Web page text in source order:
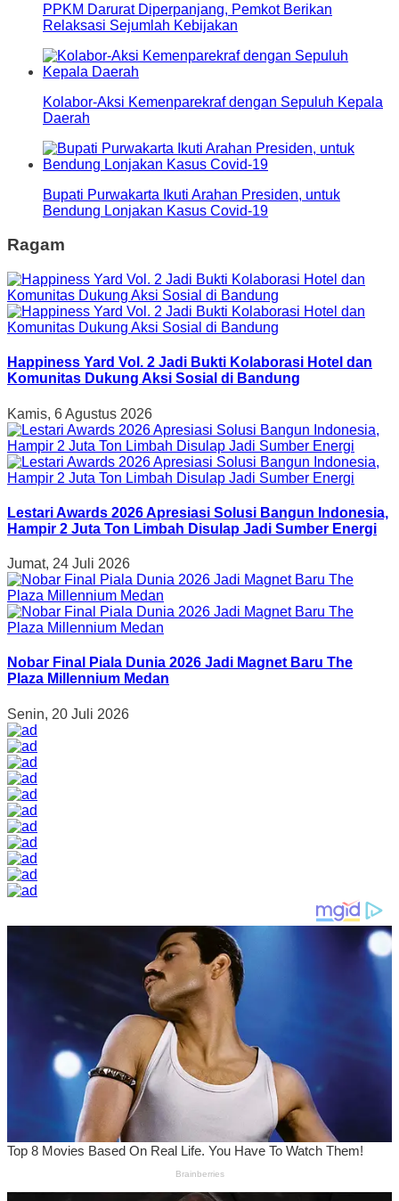
PPKM Darurat Diperpanjang, Pemkot Berikan
Relaksasi Sejumlah Kebijakan
Kolabor-Aksi Kemenparekraf dengan Sepuluh Kepala
Daerah
Bupati Purwakarta Ikuti Arahan Presiden, untuk
Bendung Lonjakan Kasus Covid-19
Ragam
Happiness Yard Vol. 2 Jadi Bukti Kolaborasi Hotel dan
Komunitas Dukung Aksi Sosial di Bandung
Kamis, 6 Agustus 2026
Lestari Awards 2026 Apresiasi Solusi Bangun Indonesia,
Hampir 2 Juta Ton Limbah Disulap Jadi Sumber Energi
Jumat, 24 Juli 2026
Nobar Final Piala Dunia 2026 Jadi Magnet Baru The
Plaza Millennium Medan
Senin, 20 Juli 2026